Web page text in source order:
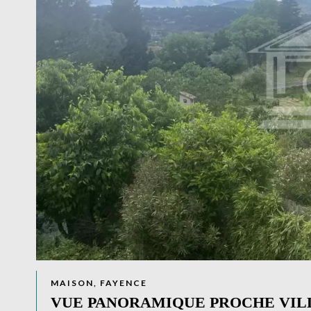
MAISON, FAYENCE
VUE PANORAMIQUE PROCHE